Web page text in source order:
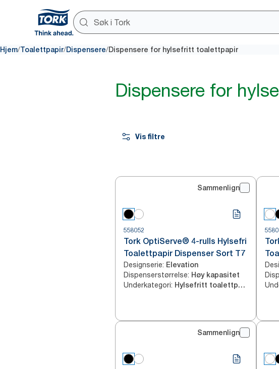
Hjem/Toalettpapir/Dispensere/Dispensere for hylsefritt toalettpapir
Dispensere for
Vis filtre
Sammenlign
558052
Tork OptiServe® 4-rulls Hylsefri
Toalettpapir Dispenser Sort T7
Designserie: Elevation
Dispenserstørrelse: Høy kapasitet
Underkategori: Hylsefritt toalettpapir
Sammenlign